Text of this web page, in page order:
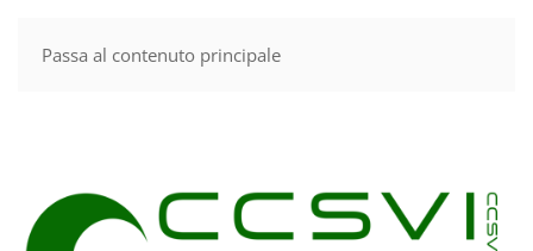
Passa al contenuto principale
MENU